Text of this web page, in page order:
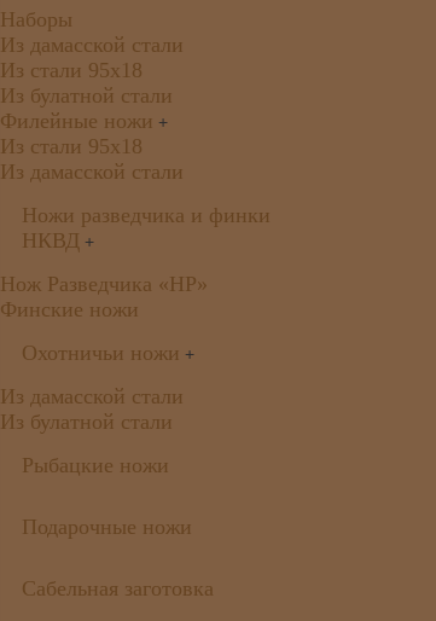
Наборы
Из дамасской стали
Из стали 95х18
Из булатной стали
Филейные ножи +
Из стали 95х18
Из дамасской стали
Ножи разведчика и финки
НКВД +
Нож Разведчика «НР»
Финские ножи
Охотничьи ножи +
Из дамасской стали
Из булатной стали
Рыбацкие ножи
Подарочные ножи
Сабельная заготовка